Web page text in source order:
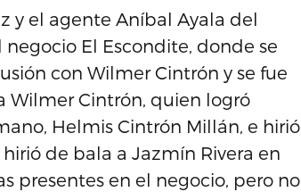
y el agente Aníbal Ayala del
El Escondite, donde se
con Wilmer Cintrón y se fue
Wilmer Cintrón, quien logró
Helmis Cintrón Millán, e hirió
de bala a Jazmín Rivera en
presentes en el negocio, pero no